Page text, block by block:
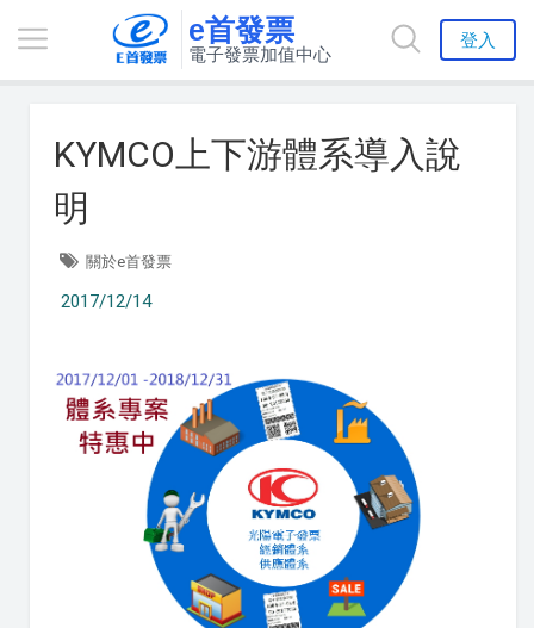
e首發票
電子發票加值中心
登入
KYMCO上下游體系導入說
明
關於e首發票
2017/12/14